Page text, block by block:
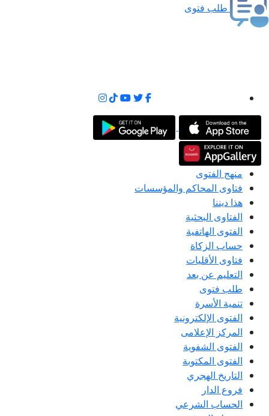
طلب فتوى
منهج الفتوى
فتاوى المحاكم والمؤسسات
هذا ديننا
الفتاوى البحثية
الفتوى الهاتفية
حساب الزكاة
فتاوى الأقليات
التعليم عن بعد
طلب فتوى
تنمية الأسرة
الفتوى الإلكترونية
المركز الإعلامى
الفتوى الشفوية
الفتوى المكتوبة
التاريخ الهجري
فروع الدار
الحساب الشرعي